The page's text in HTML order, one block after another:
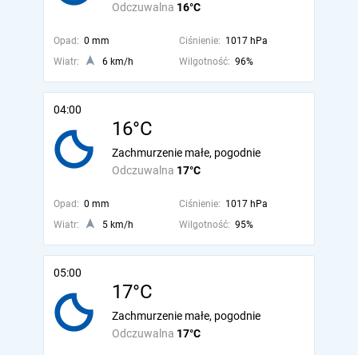
Odczuwalna 16°C
Opad: 0 mm Ciśnienie: 1017 hPa
Wiatr:
6 km/h Wilgotność: 96%
04:00
16°C
Odczuwalna 17°C
Zachmurzenie małe, pogodnie
Opad: 0 mm Ciśnienie: 1017 hPa
Wiatr:
5 km/h Wilgotność: 95%
05:00
17°C
Odczuwalna 17°C
Zachmurzenie małe, pogodnie